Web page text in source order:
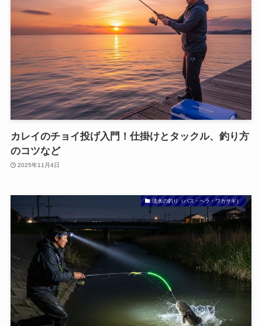
カレイのチョイ投げ入門！仕掛けとタックル、釣り方
のコツなど
2025年11月4日
淡水の釣り（バス・ヘラ・ワカサギ）